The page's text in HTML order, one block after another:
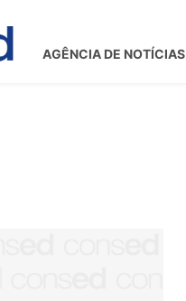
AGÊNCIA DE NOTÍCIAS